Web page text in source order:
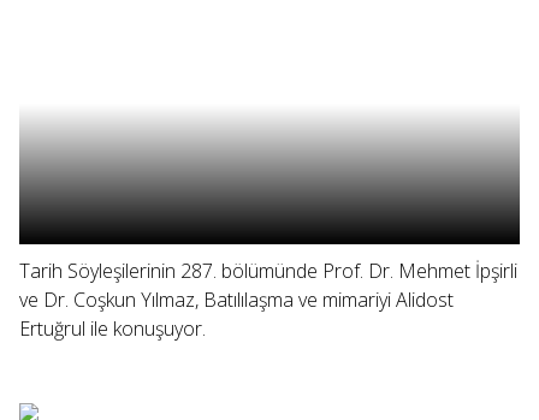
Tarih Söyleşilerinin 287. bölümünde Prof. Dr. Mehmet İpşirli
ve Dr. Coşkun Yılmaz, Batılılaşma ve mimariyi Alidost
Ertuğrul ile konuşuyor.